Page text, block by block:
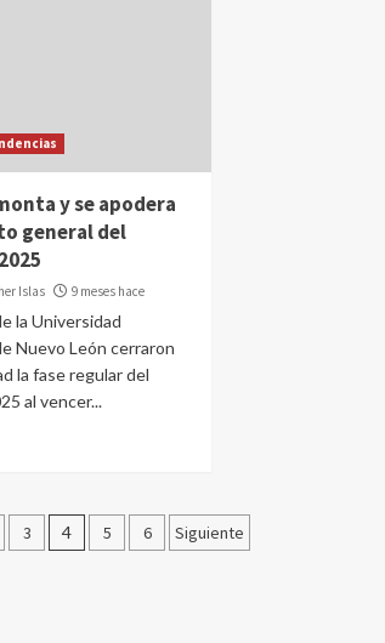
y se apodera
general del
Islas 9 meses hace
la Universidad
Nuevo León cerraron
la fase regular del
al vencer...
3 4 5 6 Siguiente